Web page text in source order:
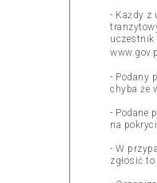
- Każdy z
uczestnik
- Podany
chyba że
- Podane
na
- W
zgłosić